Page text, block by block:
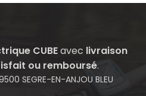
CUBEavec livraison
ou remboursé.
SEGRE-EN-ANJOU BLEU